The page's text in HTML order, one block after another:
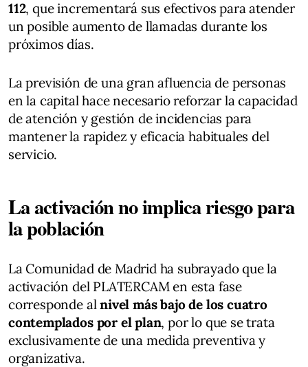
112, que incrementará sus efectivos para atender
un posible aumento de llamadas durante los
próximos días.
La previsión de una gran afluencia de personas
en la capital hace necesario reforzar la capacidad
de atención y gestión de incidencias para
mantener la rapidez y eficacia habituales del
servicio.
La activación no implica riesgo para
la población
La Comunidad de Madrid ha subrayado que la
activación del PLATERCAM en esta fase
corresponde alnivel más bajo de los cuatro
contemplados por el plan, por lo que se trata
exclusivamente de una medida preventiva y
organizativa.